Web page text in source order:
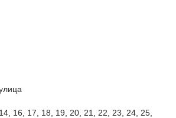
16, 17, 18, 19, 20, 21, 22, 23, 24, 25,